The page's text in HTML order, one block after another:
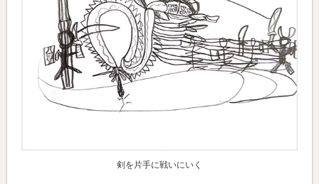
剣を片手に戦いにいく